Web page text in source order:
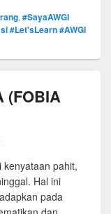
, #SayaAWGI
#Let'sLearn #AWGI
(FOBIA
pahit,
Hal ini
pada